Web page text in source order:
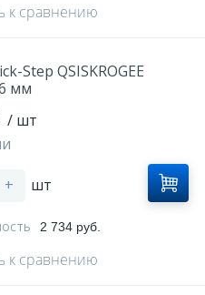
к сравнению
Step QSISKROGEE
мм
/ шт
+ шт
2 734 руб.
к сравнению